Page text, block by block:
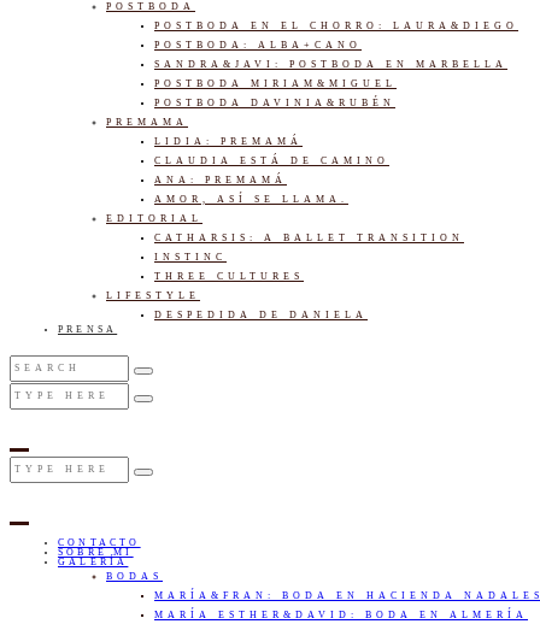
POSTBODA
POSTBODA EN EL CHORRO: LAURA&DIEGO
POSTBODA: ALBA+CANO
SANDRA&JAVI: POSTBODA EN MARBELLA
POSTBODA MIRIAM&MIGUEL
POSTBODA DAVINIA&RUBÉN
PREMAMA
LIDIA: PREMAMÁ
CLAUDIA ESTÁ DE CAMINO
ANA: PREMAMÁ
AMOR, ASÍ SE LLAMA.
EDITORIAL
CATHARSIS: A BALLET TRANSITION
INSTINC
THREE CULTURES
LIFESTYLE
DESPEDIDA DE DANIELA
PRENSA
CONTACTO
SOBRE MI
GALERÍA
BODAS
MARÍA&FRAN: BODA EN HACIENDA NADALES
MARÍA ESTHER&DAVID: BODA EN ALMERÍA